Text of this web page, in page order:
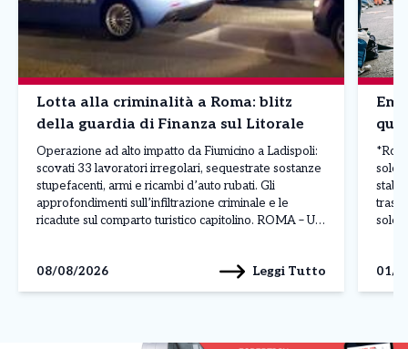
Lotta alla criminalità a Roma: blitz
della guardia di Finanza sul Litorale
Operazione ad alto impatto da Fiumicino a Ladispoli:
scovati 33 lavoratori irregolari, sequestrate sostanze
stupefacenti, armi e ricambi d’auto rubati. Gli
approfondimenti sull’infiltrazione criminale e le
ricadute sul comparto turistico capitolino. ROMA – Un
per Fregene, Passoscuro e […]
08/08/2026 Leggi Tutto
sole:
sole
01/